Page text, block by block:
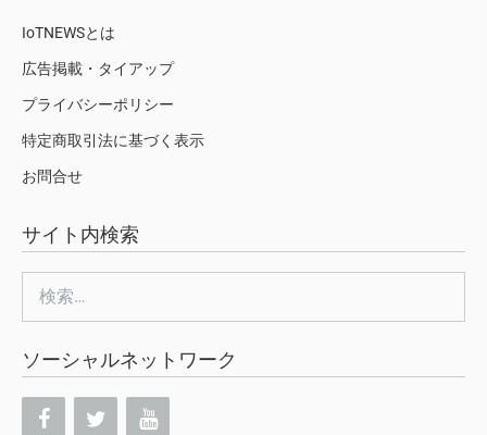
IoTNEWSとは
広告掲載・タイアップ
プライバシーポリシー
特定商取引法に基づく表示
お問合せ
サイト内検索
索:
ソーシャルネットワーク